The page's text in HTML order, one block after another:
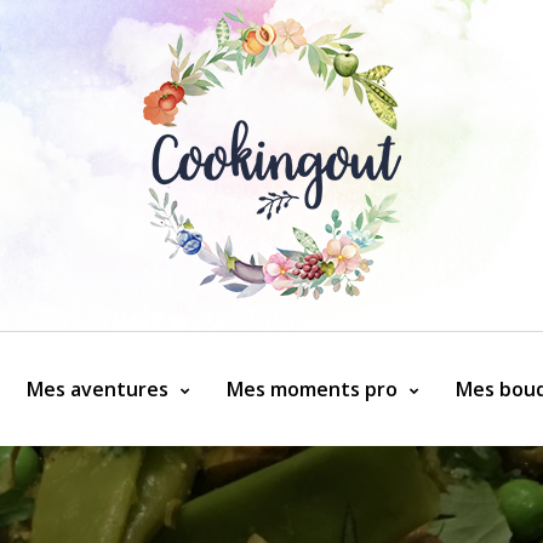
Mes aventures Mes moments pro Mes